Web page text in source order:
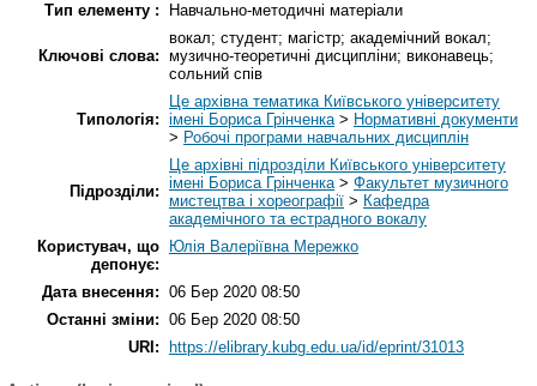
Тип елементу : Навчально-методичні матеріали
Ключові слова:
вокал; студент; магістр; академічний вокал;
музично-теоретичні дисципліни; виконавець;
сольний спів
Типологія:
Це архівна тематика Київського університету
імені Бориса Грінченка> Нормативні документи
> Робочі програми навчальних дисциплін
Підрозділи:
Це архівні підрозділи Київського університету
імені Бориса Грінченка> Факультет музичного
мистецтва і хореографії > Кафедра
академічного та естрадного вокалу
Користувач, що
депонує:
Юлія Валеріївна Мережко
Дата внесення: 06 Бер 2020 08:50
Останні зміни: 06 Бер 2020 08:50
URI:
https://elibrary.kubg.edu.ua/id/eprint/31013